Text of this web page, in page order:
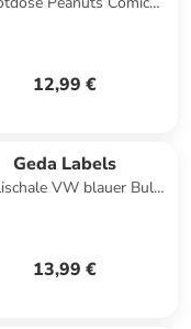
12,99 €
Geda Labels
VW blauer Bulli
13,99 €